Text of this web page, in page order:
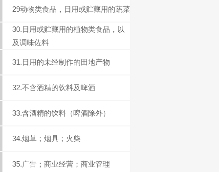
29动物类食品，日用或贮藏用的蔬菜
30.日用或贮藏用的植物类食品，以
及调味佐料
31.日用的未经制作的田地产物
32.不含酒精的饮料及啤酒
33.含酒精的饮料（啤酒除外）
34.烟草；烟具；火柴
35.广告；商业经营；商业管理